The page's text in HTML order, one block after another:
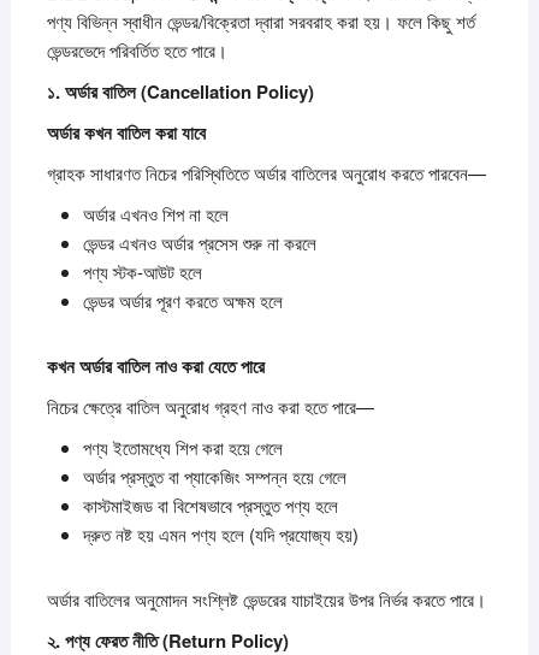
পণ্য বিভিন্ন স্বাধীন ভেন্ডর/বিক্রেতা দ্বারা সরবরাহ করা হয়। ফলে কিছু শর্ত
ভেন্ডরভেদে পরিবর্তিত হতে পারে।
১.অর্ডারবাতিল (Cancellation Policy)
অর্ডারকখনবাতিলকরাযাবে
গ্রাহক সাধারণত নিচের পরিস্থিতিতে অর্ডার বাতিলের অনুরোধ করতে পারবেন—
অর্ডার এখনও শিপ না হলে
ভেন্ডর এখনও অর্ডার প্রসেস শুরু না করলে
পণ্য স্টক-আউট হলে
ভেন্ডর অর্ডার পূরণ করতে অক্ষম হলে
কখনঅর্ডারবাতিলনাওকরাযেতেপারে
নিচের ক্ষেত্রে বাতিল অনুরোধ গ্রহণ নাও করা হতে পারে—
পণ্য ইতোমধ্যে শিপ করা হয়ে গেলে
অর্ডার প্রস্তুত বা প্যাকেজিং সম্পন্ন হয়ে গেলে
কাস্টমাইজড বা বিশেষভাবে প্রস্তুত পণ্য হলে
দ্রুত নষ্ট হয় এমন পণ্য হলে (যদি প্রযোজ্য হয়)
অর্ডার বাতিলের অনুমোদন সংশ্লিষ্ট ভেন্ডরের যাচাইয়ের উপর নির্ভর করতে পারে।
২.পণ্যফেরতনীতি (Return Policy)